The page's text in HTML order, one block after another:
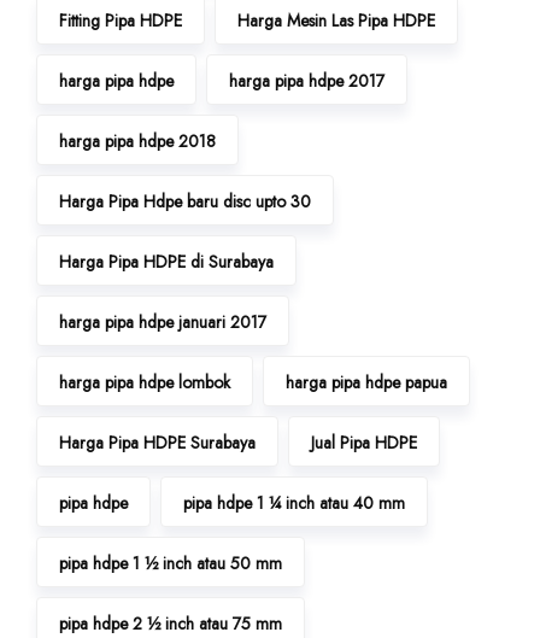
Fitting Pipa HDPE Harga Mesin Las Pipa HDPE
harga pipa hdpe harga pipa hdpe 2017
harga pipa hdpe 2018
Harga Pipa Hdpe baru disc upto 30
Harga Pipa HDPE di Surabaya
harga pipa hdpe januari 2017
harga pipa hdpe lombok harga pipa hdpe papua
Harga Pipa HDPE Surabaya Jual Pipa HDPE
pipa hdpe pipa hdpe 1 ¼ inch atau 40 mm
pipa hdpe 1 ½ inch atau 50 mm
pipa hdpe 2 ½ inch atau 75 mm